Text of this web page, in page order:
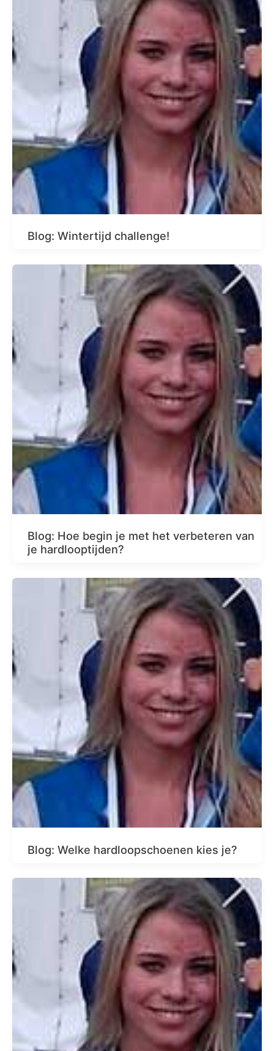
Blog: Wintertijd challenge!
Blog: Hoe begin je met het verbeteren van
je hardlooptijden?
Blog: Welke hardloopschoenen kies je?